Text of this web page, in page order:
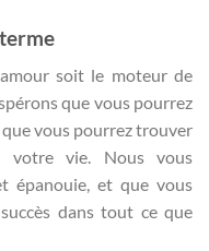
soit le moteur de
que vous pourrez
vous pourrez trouver
votre vie. Nous vous
épanouie, et que vous
dans tout ce que